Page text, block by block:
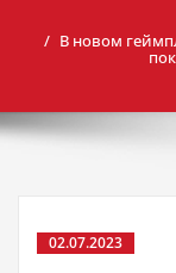
В новом
02.07.2023